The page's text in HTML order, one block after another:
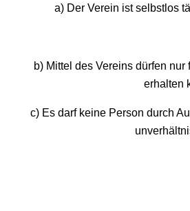
a) Der Verein ist selbstlos
b) Mittel des Vereins dürfen
erhalten
c) Es darf keine Person durch